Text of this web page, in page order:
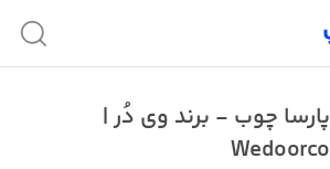
پارسا چوب - برند وی دُر |
Wedoorco